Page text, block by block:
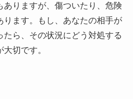
ありますが、傷ついたり、危険
ります。もし、あなたの相手が
たら、その状況にどう対処する
切です。